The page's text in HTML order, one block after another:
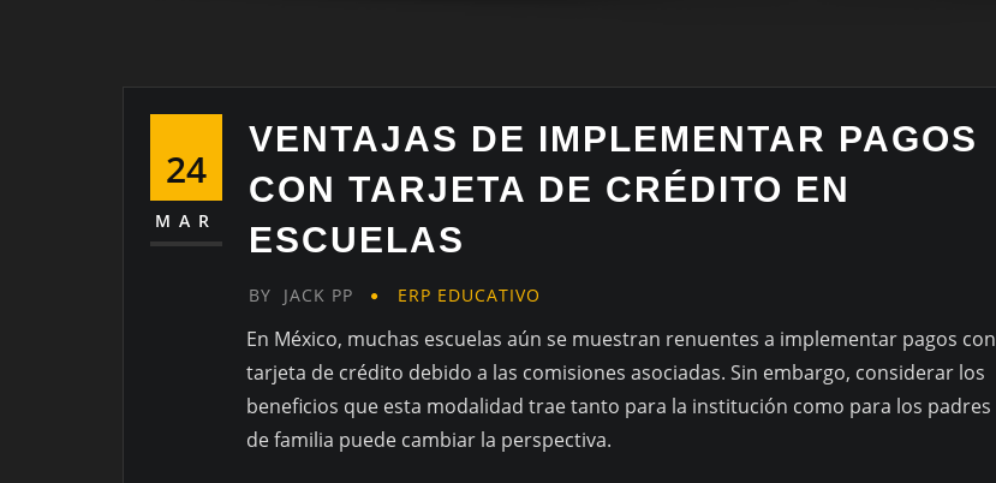
24
MAR
VENTAJAS DE IMPLEMENTAR PAGOS
CON TARJETA DE CRÉDITO EN
ESCUELAS
BY JACK PP ERP EDUCATIVO
En México, muchas escuelas aún se muestran renuentes a implementar pagos con
tarjeta de crédito debido a las comisiones asociadas. Sin embargo, considerar los
beneficios que esta modalidad trae tanto para la institución como para los padres
de familia puede cambiar la perspectiva.